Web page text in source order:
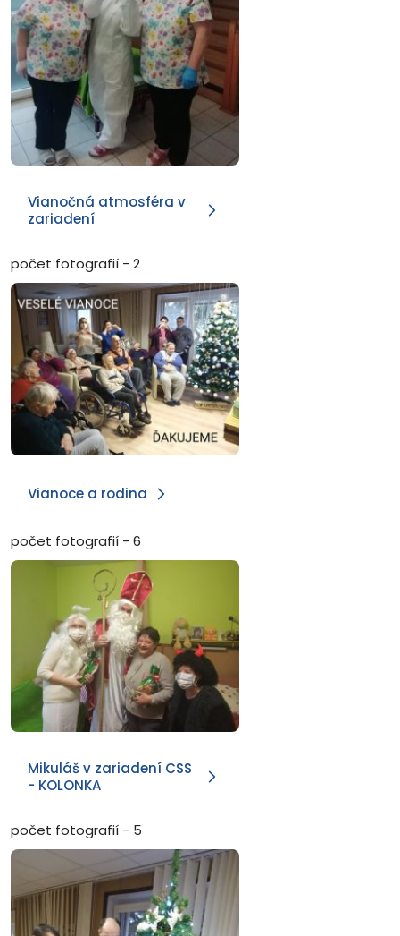
Vianočná atmosféra v
zariadení
počet fotografií - 2
Vianoce a rodina
počet fotografií - 6
Mikuláš v zariadení CSS
- KOLONKA
počet fotografií - 5